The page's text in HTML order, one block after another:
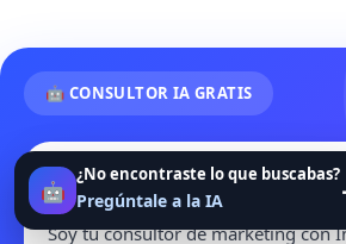
🤖
¿No encontraste lo que buscabas?
Pregúntale a la IA
🤖 CONSULTOR IA GRATIS
Hola 👋
Soy tu consultor de marketing con